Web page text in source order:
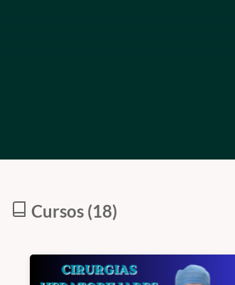
Cursos (18)